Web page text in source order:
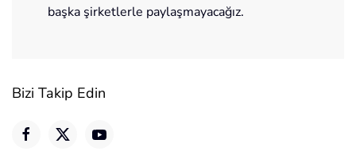
başka şirketlerle paylaşmayacağız.
Bizi Takip Edin